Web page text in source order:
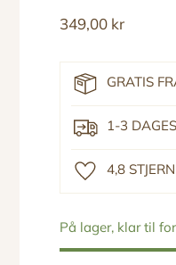
Reguler
349,00 kr
GRATIS
1-3
4,8
På lager, klar til